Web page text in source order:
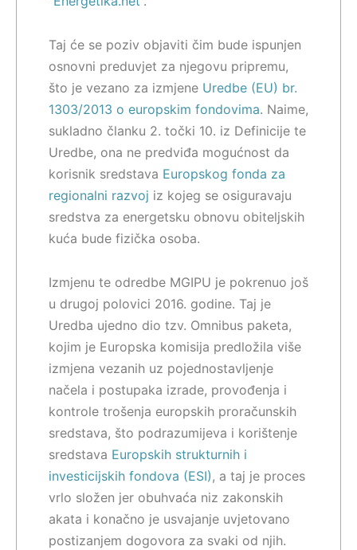
Taj će se poziv objaviti čim bude ispunjen
osnovni preduvjet za njegovu pripremu,
što je vezano za izmjene Uredbe (EU) br.
1303/2013 o europskim fondovima. Naime,
sukladno članku 2. točki 10. iz Definicije te
Uredbe, ona ne predviđa mogućnost da
korisnik sredstava Europskog fonda za
regionalni razvoj iz kojeg se osiguravaju
sredstva za energetsku obnovu obiteljskih
kuća bude fizička osoba.
Izmjenu te odredbe MGIPU je pokrenuo još
u drugoj polovici 2016. godine. Taj je
Uredba ujedno dio tzv. Omnibus paketa,
kojim je Europska komisija predložila više
izmjena vezanih uz pojednostavljenje
načela i postupaka izrade, provođenja i
kontrole trošenja europskih proračunskih
sredstava, što podrazumijeva i korištenje
sredstava Europskih strukturnih i
investicijskih fondova (ESI), a taj je proces
vrlo složen jer obuhvaća niz zakonskih
akata i konačno je usvajanje uvjetovano
postizanjem dogovora za svaki od njih.